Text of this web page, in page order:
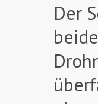
Der